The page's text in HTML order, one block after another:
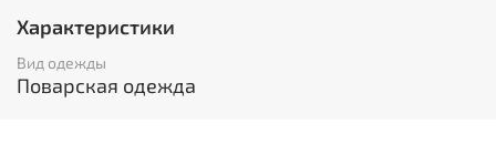
задним карманами. ГОСТ 9897-88
Единица измерения
Вес нетто в кг
Объём в кубических метрах
Характеристики
Вид одежды
Поварская одежда